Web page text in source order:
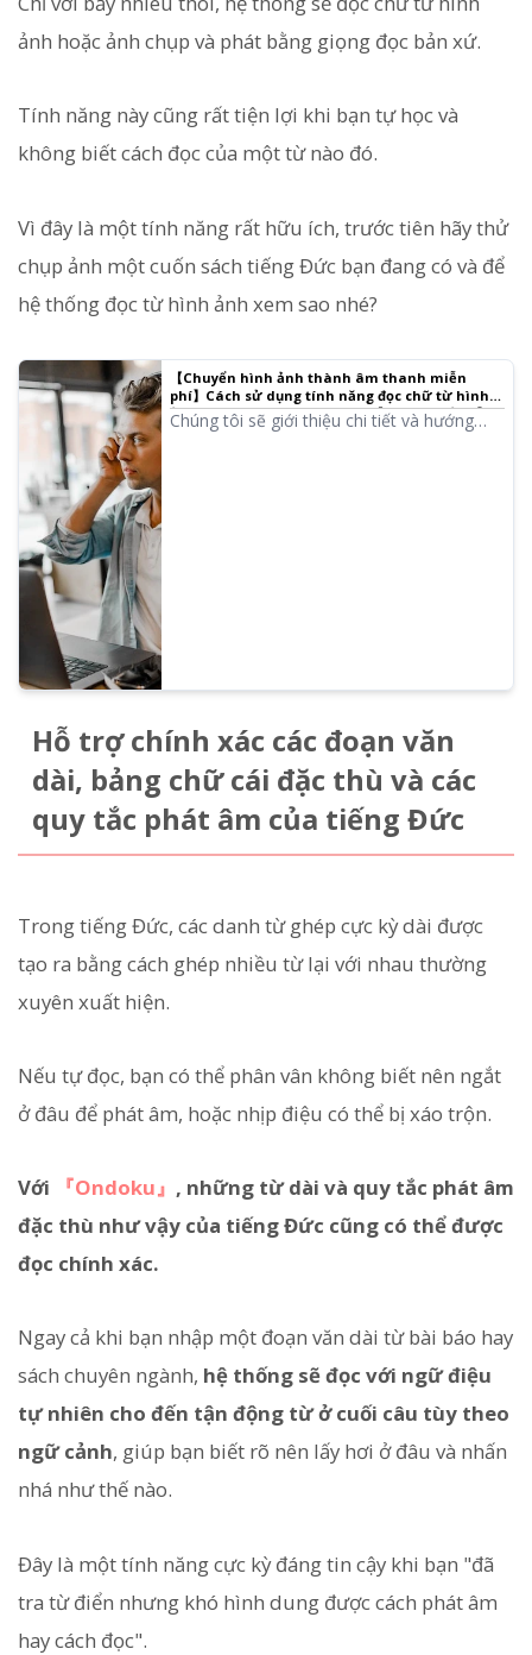
ảnh hoặc ảnh chụp và phát bằng giọng đọc bản xứ.
Tính năng này cũng rất tiện lợi khi bạn tự học và
không biết cách đọc của một từ nào đó.
Vì đây là một tính năng rất hữu ích, trước tiên hãy thử
chụp ảnh một cuốn sách tiếng Đức bạn đang có và để
hệ thống đọc từ hình ảnh xem sao nhé?
【Chuyển hình ảnh thành âm thanh miễn
phí】Cách sử dụng tính năng đọc chữ từ hình
ảnh và đọc thành âm thanh 【Đọc hình ảnh】|
Phần mềm đọc văn bản Ondoku
Chúng tôi sẽ giới thiệu chi tiết và hướng
Hỗ trợ chính xác các đoạn văn
dài, bảng chữ cái đặc thù và các
quy tắc phát âm của tiếng Đức
Trong tiếng Đức, các danh từ ghép cực kỳ dài được
tạo ra bằng cách ghép nhiều từ lại với nhau thường
xuyên xuất hiện.
Nếu tự đọc, bạn có thể phân vân không biết nên ngắt
ở đâu để phát âm, hoặc nhịp điệu có thể bị xáo trộn.
Với 『Ondoku』 , những từ dài và quy tắc phát âm
đặc thù như vậy của tiếng Đức cũng có thể được
đọc chính xác.
Ngay cả khi bạn nhập một đoạn văn dài từ bài báo hay
sách chuyên ngành, hệ thống sẽ đọc với ngữ điệu
tự nhiên cho đến tận động từ ở cuối câu tùy theo
ngữ cảnh, giúp bạn biết rõ nên lấy hơi ở đâu và nhấn
nhá như thế nào.
Đây là một tính năng cực kỳ đáng tin cậy khi bạn "đã
tra từ điển nhưng khó hình dung được cách phát âm
hay cách đọc".